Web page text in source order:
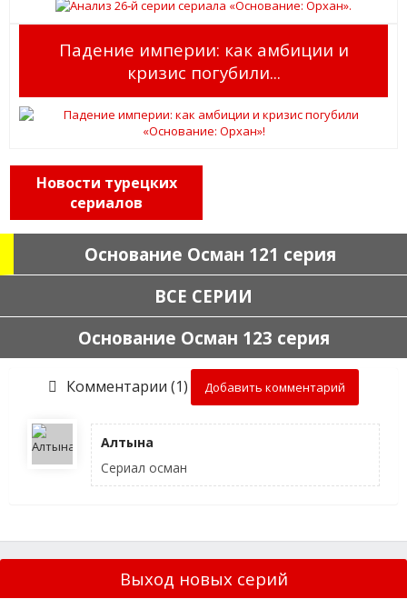
Падение империи: как амбиции и
кризис погубили...
Новости турецких
сериалов
Основание Осман 121 серия
ВСЕ СЕРИИ
Основание Осман 123 серия
Комментарии (1) Добавить комментарий
Алтына
Сериал осман
Выход новых серий